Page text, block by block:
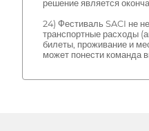
решение является
24) Фестиваль SACI не
транспортные расходы
билеты, проживание и
может понести команда